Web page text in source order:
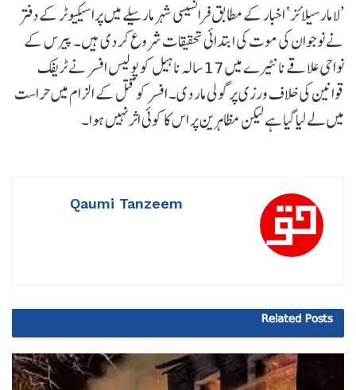
’لا مارسیلائز‘ اخبار کے مطابق فرانسیسی شہر مارسیلے میں پراسیکیوٹر کے دفتر
نے نوجوان کی موت کی ابتدائی تحقیقات شروع کر دی ہیں۔ پیرس کے
نواحی علاقے نانٹیرے میں 17 سالہ ناہیل کو پولیس افسر نے ٹریفک
قوانین کی خلاف ورزی پر گولی مار دی۔ افسر کو قتل کے الزام میں حراست
میں لے لیا گیا ہے لیکن مظاہرین پر اس کا کوئی اثر نہیں ہوا۔
Qaumi Tanzeem
Related Posts